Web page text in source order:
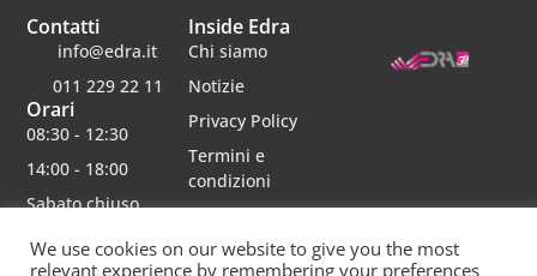
Inside Edra
Chi siamo
Notizie
Privacy Policy
Termini e
condizioni
Lavora con noi
Contatti
info@edra.it
011 229 22 11
Orari
08:30 - 12:30
14:00 - 18:00
Sabato chiuso
We use cookies on our website to give you the most
relevant experience by remembering your preferences